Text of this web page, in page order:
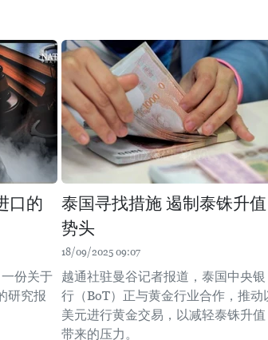
口的
份关于
研究报
泰国寻找措施 遏制泰铢升值
势头
18/09/2025 09:07
越通社驻曼谷记者报道，泰国中央银
行（BoT）正与黄金行业合作，推动
美元进行黄金交易，以减轻泰铢升值
带来的压力。